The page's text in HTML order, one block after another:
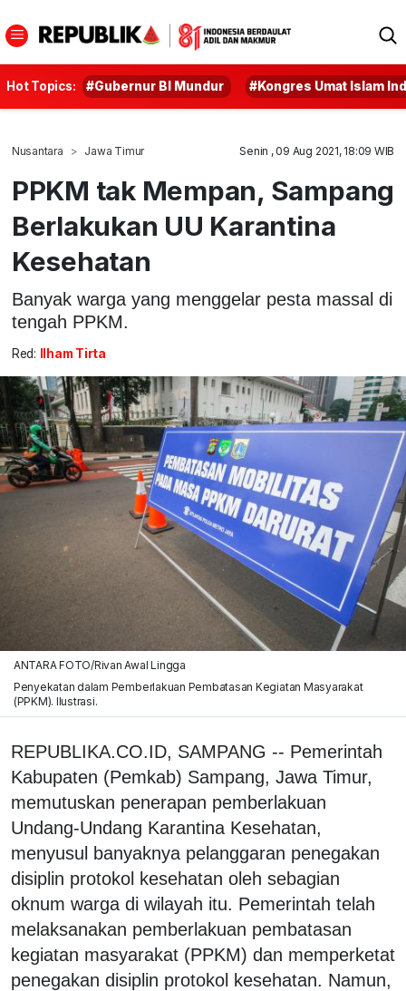
Hot Topics: #Gubernur BI Mundur #Kongres Umat Islam
Nusantara Jawa Timur Senin , 09 Aug 2021, 18:09 WIB
PPKM tak Mempan, Sampang
Berlakukan UU Karantina
Kesehatan
Banyak warga yang menggelar pesta massal di
tengah PPKM.
Red: Ilham Tirta
ANTARA FOTO/Rivan Awal Lingga
Penyekatan dalam Pemberlakuan Pembatasan Kegiatan Masyarakat
(PPKM). Ilustrasi.
REPUBLIKA.CO.ID, SAMPANG -- Pemerintah
Kabupaten (Pemkab) Sampang, Jawa Timur,
memutuskan penerapan pemberlakuan
Undang-Undang Karantina Kesehatan,
menyusul banyaknya pelanggaran penegakan
disiplin protokol kesehatan oleh sebagian
oknum warga di wilayah itu. Pemerintah telah
melaksanakan pemberlakuan pembatasan
kegiatan masyarakat (PPKM) dan memperketat
penegakan disiplin protokol kesehatan. Namun,